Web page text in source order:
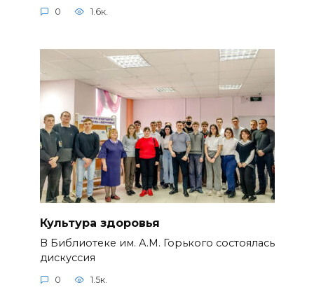
0 1.6к.
Культура здоровья
В Библиотеке им. А.М. Горького состоялась
дискуссия
0 1.5к.